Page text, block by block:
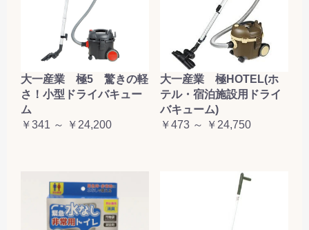
大一産業 極5 驚きの軽
さ！小型ドライバキュー
ム
￥341 ～ ￥24,200
大一産業 極HOTEL(ホ
テル・宿泊施設用ドライ
バキューム)
￥473 ～ ￥24,750